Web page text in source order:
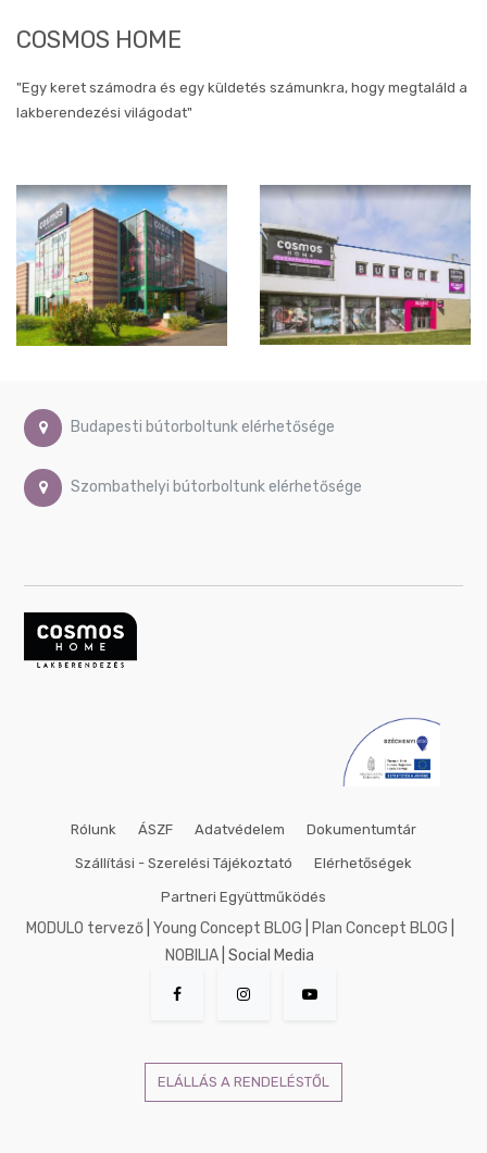
COSMOS HOME
"Egy keret számodra és egy küldetés számunkra, hogy megtaláld a
lakberendezési világodat"
Budapesti bútorboltunk elérhetősége
Szombathelyi bútorboltunk elérhetősége
Rólunk ÁSZF Adatvédelem Dokumentumtár
Szállítási - Szerelési Tájékoztató Elérhetőségek
Partneri Együttműködés
MODULO tervező| Young Concept BLOG Plan Concept BLOG
NOBILIA | Social Media
ELÁLLÁS A RENDELÉSTŐL